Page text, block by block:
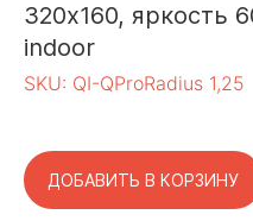
320х160, яркость
indoor
SKU: QI-QProRadius 1,25
ДОБАВИТЬ В КОРЗИНУ